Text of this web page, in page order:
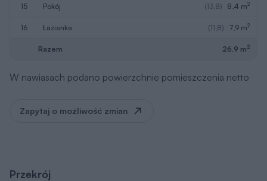
15 pokój (13,8) 8,4 m2
16 łazienka (11,8) 7,9 m2
Razem 26,9 m2
W nawiasach podano powierzchnie pomieszczenia netto
Zapytaj o możliwość zmian
Przekrój